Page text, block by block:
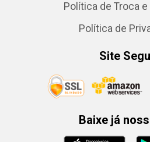
Política de Troca
Política de
Site
Baixe já